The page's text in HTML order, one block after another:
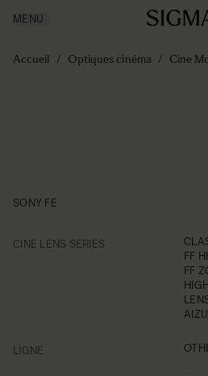
Made in Aizu
Support
MENU
Accueil / Optiques cinéma / Cine
SONY FE
CINE LENS SERIES
FF
FF
LIGNE